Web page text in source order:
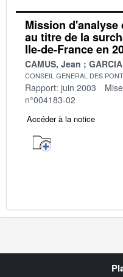
Mission
au titre de la
Ile-de-France en
CAMUS, Jean
CONSEIL GENERAL DES
Rapport: juin 2003
n°004183-02
Accéder à la notice